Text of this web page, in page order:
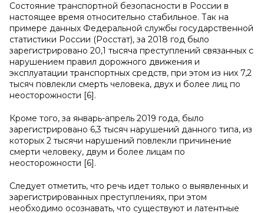
Состояние транспортной безопасности в России в
настоящее время относительно стабильное. Так на
примере данных Федеральной службы государственной
статистики России (Росстат), за 2018 год было
зарегистрировано 20,1 тысяча преступлений связанных с
нарушением правил дорожного движения и
эксплуатации транспортных средств, при этом из них 7,2
тысяч повлекли смерть человека, двух и более лиц по
неосторожности [6].
Кроме того, за январь-апрель 2019 года, было
зарегистрировано 6,3 тысяч нарушений данного типа, из
которых 2 тысячи нарушений повлекли причинение
смерти человеку, двум и более лицам по
неосторожности [6].
Следует отметить, что речь идет только о выявленных и
зарегистрированных преступлениях, при этом
необходимо осознавать, что существуют и латентные